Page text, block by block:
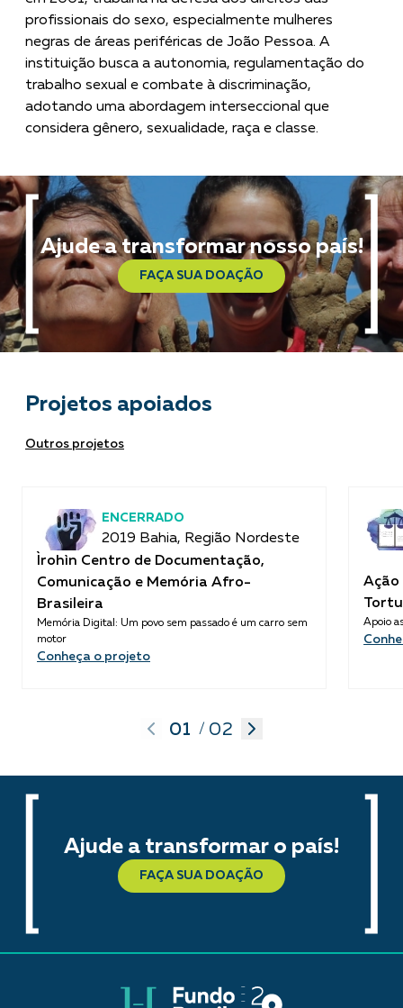
profissionais do sexo, especialmente mulheres
negras de áreas periféricas de João Pessoa. A
instituição busca a autonomia, regulamentação do
trabalho sexual e combate à discriminação,
adotando uma abordagem interseccional que
considera gênero, sexualidade, raça e classe.
Ajude a transformar nosso país!
FAÇA SUA DOAÇÃO
Projetos apoiados
Outros projetos
ENCERRADO
2019 Bahia, Região Nordeste
Ìrohìn Centro de Documentação,
Comunicação e Memória Afro-
Brasileira
Memória Digital: Um povo sem passado é um carro sem
motor
Conheça o projeto
Ação
Apoio
01 / 02
Ajude a transformar o país!
FAÇA SUA DOAÇÃO